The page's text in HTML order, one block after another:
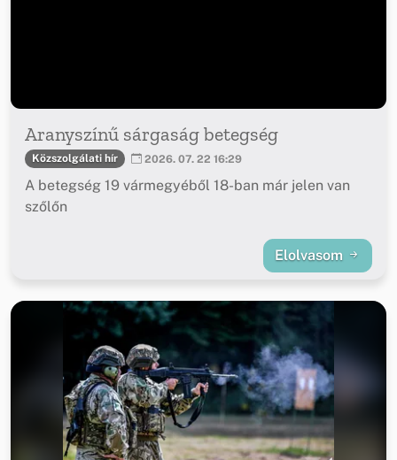
Aranyszínű sárgaság betegség
Közszolgálati hír 2026. 07. 22 16:29
A betegség 19 vármegyéből 18-ban már jelen van
szőlőn
Elolvasom